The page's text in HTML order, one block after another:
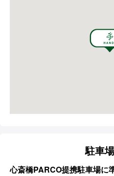
駐車
心斎橋PARCO提携駐車場に